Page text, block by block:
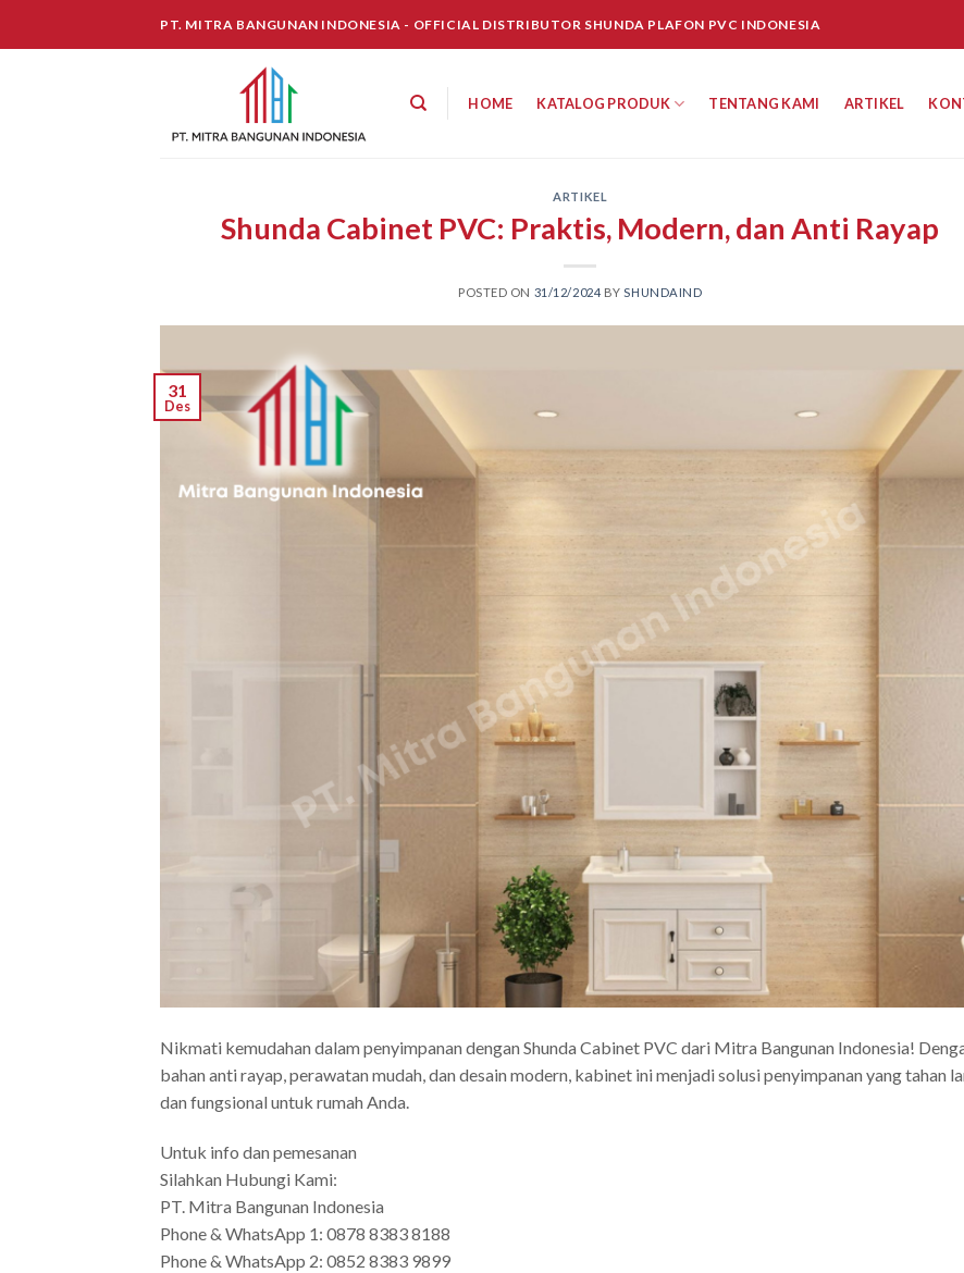
PT. MITRA BANGUNAN INDONESIA - OFFICIAL DISTRIBUTOR SHUNDA PLAFON PVC INDONESIA
HOME KATALOG PRODUK TENTANG KAMI ARTIKEL
ARTIKEL
Shunda Cabinet PVC: Praktis, Modern, dan Anti Rayap
POSTED ON 31/12/2024 BY SHUNDAIND
31
Des
Nikmati kemudahan dalam penyimpanan dengan Shunda Cabinet PVC dari Mitra Bangunan Indonesia!
bahan anti rayap, perawatan mudah, dan desain modern, kabinet ini menjadi solusi penyimpanan yang tahan
dan fungsional untuk rumah Anda.
Untuk info dan pemesanan
Silahkan Hubungi Kami:
PT. Mitra Bangunan Indonesia
Phone & WhatsApp 1: 0878 8383 8188
Phone & WhatsApp 2: 0852 8383 9899